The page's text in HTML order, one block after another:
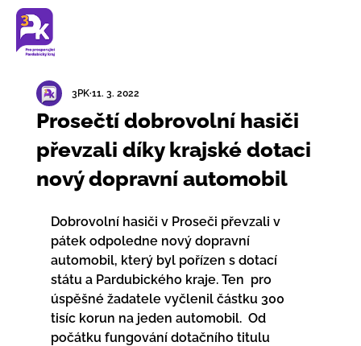
Prosečtí dobrovolní hasiči
převzali díky krajské dotaci
nový dopravní automobil
3PK 11. 3. 2022
Dobrovolní hasiči v Proseči převzali v
pátek odpoledne nový dopravní
automobil, který byl pořízen s dotací
státu a Pardubického kraje. Ten  pro
úspěšné žadatele vyčlenil částku 300
tisíc korun na jeden automobil.  Od
počátku fungování dotačního titulu